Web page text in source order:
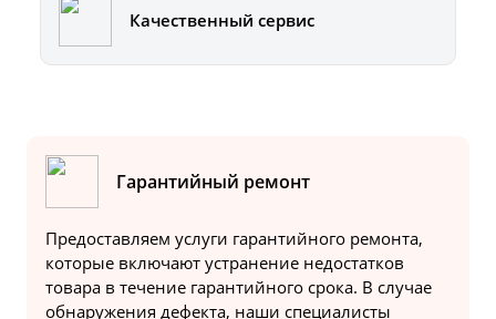
Качественный сервис
Гарантийный ремонт
Предоставляем услуги гарантийного ремонта,
которые включают устранение недостатков
товара в течение гарантийного срока. В случае
обнаружения дефекта, наши специалисты